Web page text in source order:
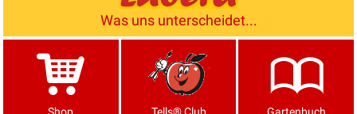
Was uns unterscheidet...